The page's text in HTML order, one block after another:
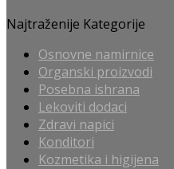
Najtraženije Kategorije
Osnovne namirnice
Organski proizvodi
Posebna ishrana
Lekoviti dodaci
Zdravi napici
Konditori
Kozmetika i higijena